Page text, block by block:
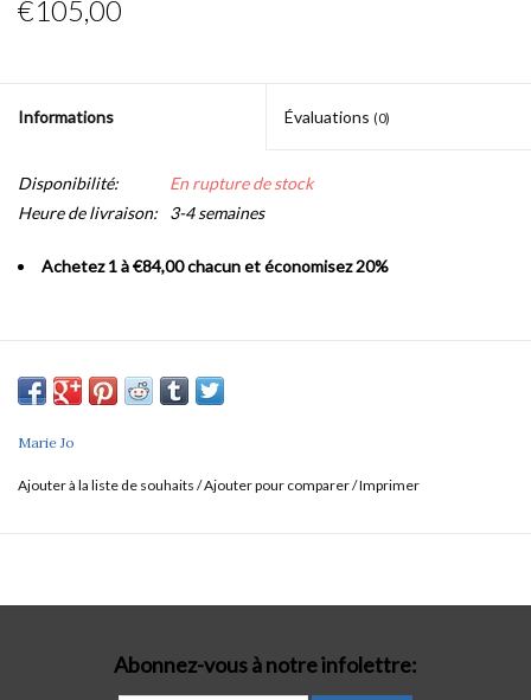
€105,00
Informations Évaluations (0)
Disponibilité:
En rupture de stock
Heure de livraison:
3-4 semaines
Achetez 1 à €84,00 chacun et économisez 20%
Marie Jo
Ajouter à la liste de souhaits /Ajouter pour comparer/Imprimer
Abonnez-vous à notre infolettre: